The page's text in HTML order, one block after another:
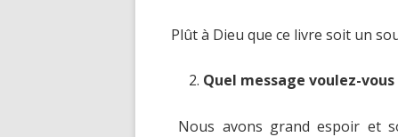
Plût à Dieu que ce livre soit un
Quel message voulez-
Nous avons grand espoir et